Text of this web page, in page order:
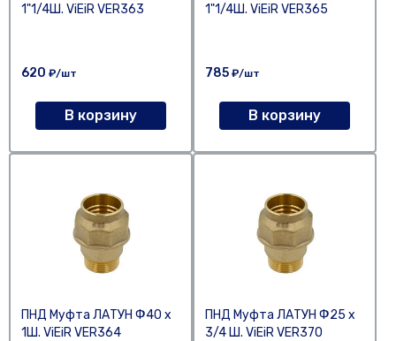
1"1/4Ш. ViEiR VER363
620 ₽/шт
В корзину
1"1/4Ш. ViEiR VER365
785 ₽/шт
В корзину
ПНД Муфта ЛАТУН Ф40 х
1Ш. ViEiR VER364
ПНД Муфта ЛАТУН Ф25 х
3/4 Ш. ViEiR VER370